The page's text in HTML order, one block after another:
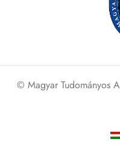
© Magyar Tudományos